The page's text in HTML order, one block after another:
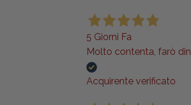
5 Giorni Fa
Molto contenta, farò
Acquirente verificato